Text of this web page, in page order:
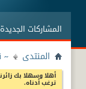
المشاركات الجديدة
المنتدى ~
أهلا وسهلا بك
ترغب أدناه.